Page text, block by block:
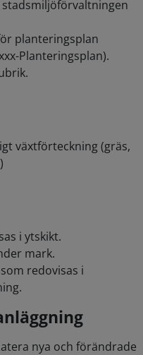
planteringsplan
Planteringsplan).
växtförteckning (gräs,
i ytskikt.
mark.
redovisas i
nya och förändrade